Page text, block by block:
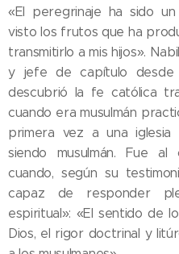
«El peregrinaje ha sido
visto los frutos que ha
transmitirlo a mis hijos».
y jefe de capítulo desde
descubrió la fe católica
cuando era musulmán
primera vez a una iglesia
siendo musulmán. Fue
cuando, según su
capaz de responder
espiritual»: «El sentido de
Dios, el rigor doctrinal y